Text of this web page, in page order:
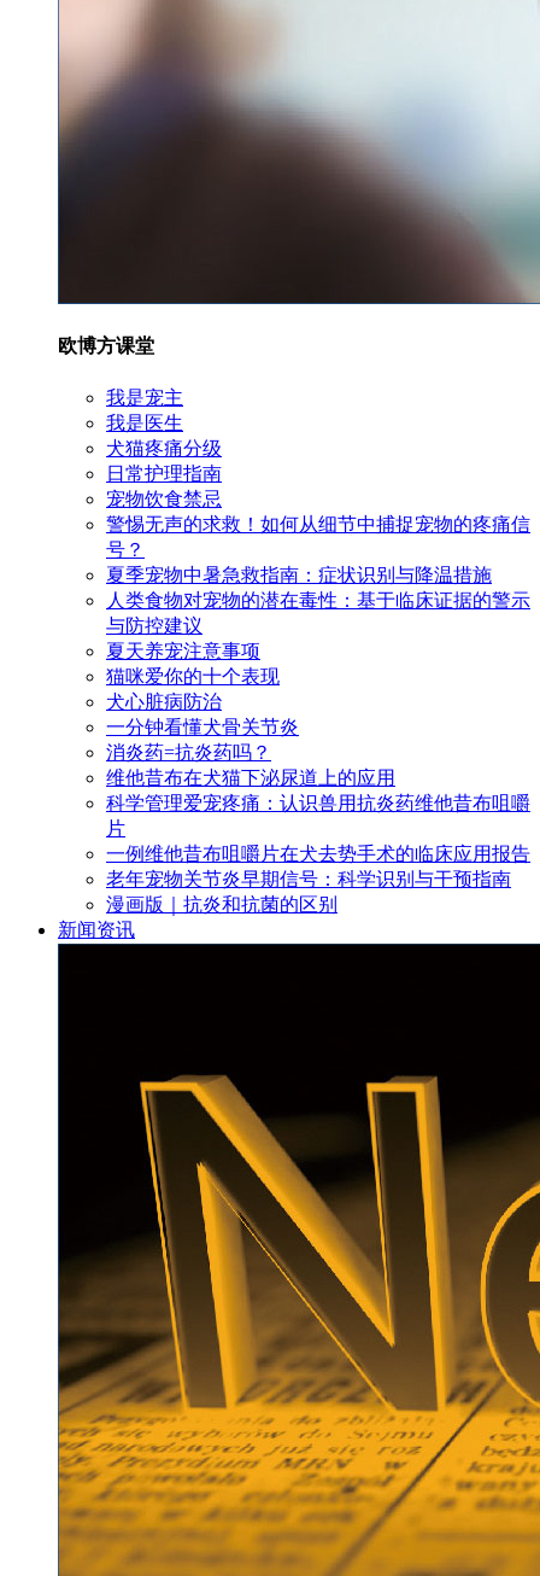
欧博方课堂
我是宠主
我是医生
犬猫疼痛分级
日常护理指南
宠物饮食禁忌
警惕无声的求救！如何从细节中捕捉宠物的疼痛信
号？
夏季宠物中暑急救指南：症状识别与降温措施
人类食物对宠物的潜在毒性：基于临床证据的警示
与防控建议
夏天养宠注意事项
猫咪爱你的十个表现
犬心脏病防治
一分钟看懂犬骨关节炎
消炎药=抗炎药吗？
维他昔布在犬猫下泌尿道上的应用
科学管理爱宠疼痛：认识兽用抗炎药维他昔布咀嚼
片
一例维他昔布咀嚼片在犬去势手术的临床应用报告
老年宠物关节炎早期信号：科学识别与干预指南
漫画版｜抗炎和抗菌的区别
新闻资讯